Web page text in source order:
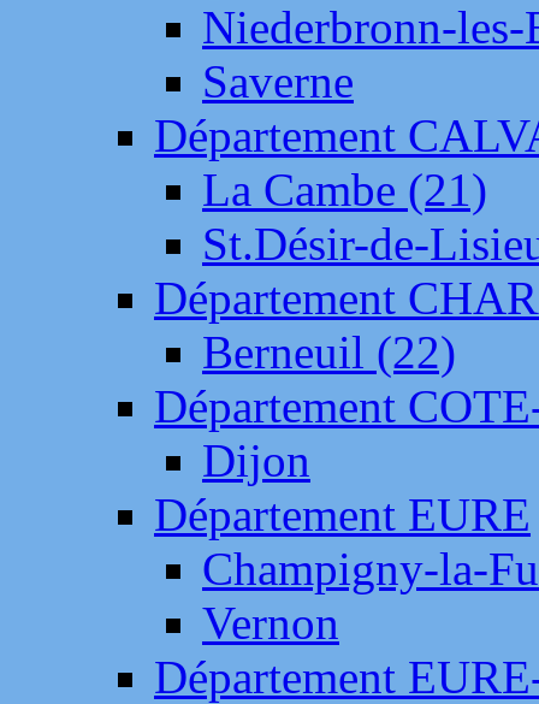
Niederbronn-
Saverne
Département
La Cambe (21)
St.Désir-de-
Département
Berneuil (22)
Département
Dijon
Département EURE
Champigny-la-
Vernon
Département